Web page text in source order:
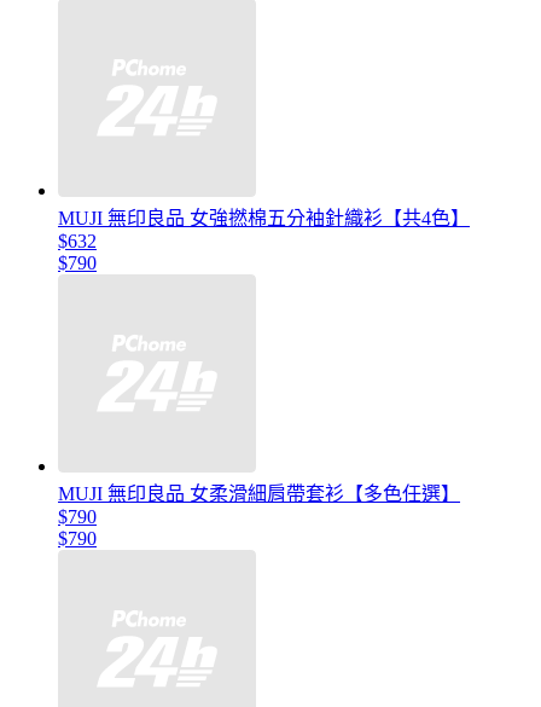
MUJI 無印良品 女強撚棉五分袖針織衫【共4色】
$632
$790
MUJI 無印良品 女柔滑細肩帶套衫【多色任選】
$790
$790